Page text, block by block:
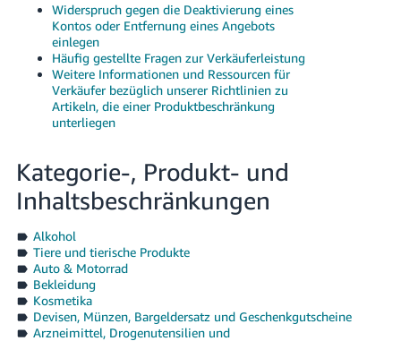
Widerspruch gegen die Deaktivierung eines
Kontos oder Entfernung eines Angebots
einlegen
Häufig gestellte Fragen zur Verkäuferleistung
Weitere Informationen und Ressourcen für
Verkäufer bezüglich unserer Richtlinien zu
Artikeln, die einer Produktbeschränkung
unterliegen
Kategorie-, Produkt- und
Inhaltsbeschränkungen
Alkohol
Tiere und tierische Produkte
Auto & Motorrad
Bekleidung
Kosmetika
Devisen, Münzen, Bargeldersatz und Geschenkgutscheine
Arzneimittel, Drogenutensilien und